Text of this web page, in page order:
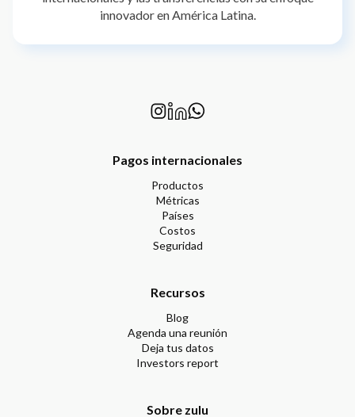
innovador en América Latina.
Pagos internacionales
Productos
Métricas
Países
Costos
Seguridad
Recursos
Blog
Agenda una reunión
Deja tus datos
Investors report
Sobre zulu